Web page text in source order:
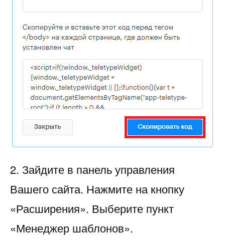
2. Зайдите в панель управления
Вашего сайта. Нажмите на кнопку
«Расширения». Выберите пункт
«Менеджер шаблонов».